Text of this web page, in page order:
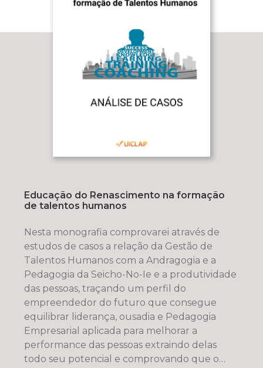
Educação do Renascimento na formação
de talentos humanos
Nesta monografia comprovarei através de
estudos de casos a relação da Gestão de
Talentos Humanos com a Andragogia e a
Pedagogia da Seicho-No-Ie e a produtividade
das pessoas, traçando um perfil do
empreendedor do futuro que consegue
equilibrar liderança, ousadia e Pedagogia
Empresarial aplicada para melhorar a
performance das pessoas extraindo delas
todo seu potencial e comprovando que o